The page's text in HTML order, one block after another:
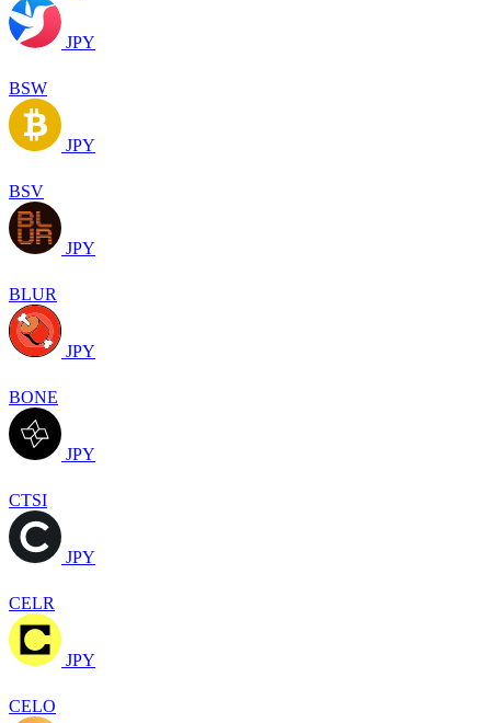
JPY
BSW
JPY
BSV
JPY
BLUR
JPY
BONE
JPY
CTSI
JPY
CELR
JPY
CELO